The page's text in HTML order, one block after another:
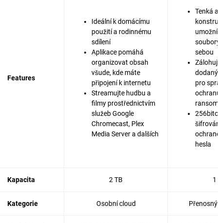
Features
Ideální k domácímu
použití a rodinnému
sdílení
Aplikace pomáhá
organizovat obsah
všude, kde máte
připojení k internetu
Streamujte hudbu a
filmy prostřednictvím
služeb Google
Chromecast, Plex
Media Server a dalších
Tenká
sebou
pro
hesla
Kapacita 2 TB 1
Kategorie Osobní cloud